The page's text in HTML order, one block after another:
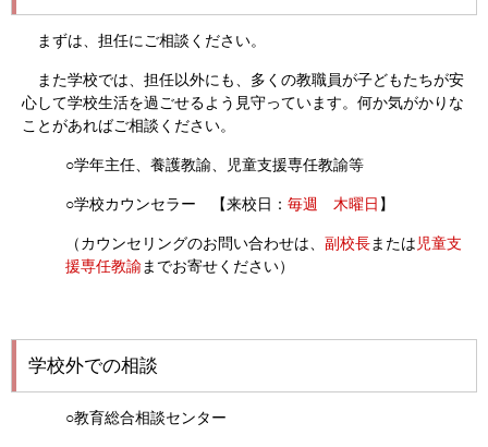
まずは、担任にご相談ください。
また学校では、担任以外にも、多くの教職員が子どもたちが安
心して学校生活を過ごせるよう見守っています。何か気がかりな
ことがあればご相談ください。
○学年主任、養護教諭、児童支援専任教諭等
○学校カウンセラー 【来校日： 毎週 木曜日 】
（カウンセリングのお問い合わせは、 副校長または児童支
援専任教諭までお寄せください）
学校外での相談
○教育総合相談センター